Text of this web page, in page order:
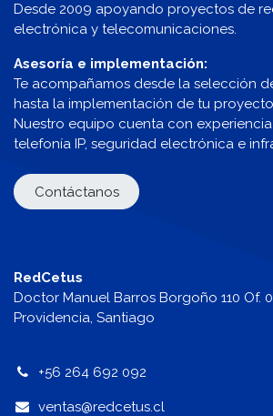
Desde 2009 apoyando proyectos de
electrónica y telecomunicaciones.
Asesoría e implementación:
Te acompañamos desde la selección
hasta la implementación de tu
Nuestro equipo cuenta con experiencia
telefonía IP, seguridad electrónica e
Contáctanos
RedCetus
Doctor Manuel Barros Borgoño 110 Of.
Providencia, Santiago
+56 264 692 092
ventas@redcetus.cl